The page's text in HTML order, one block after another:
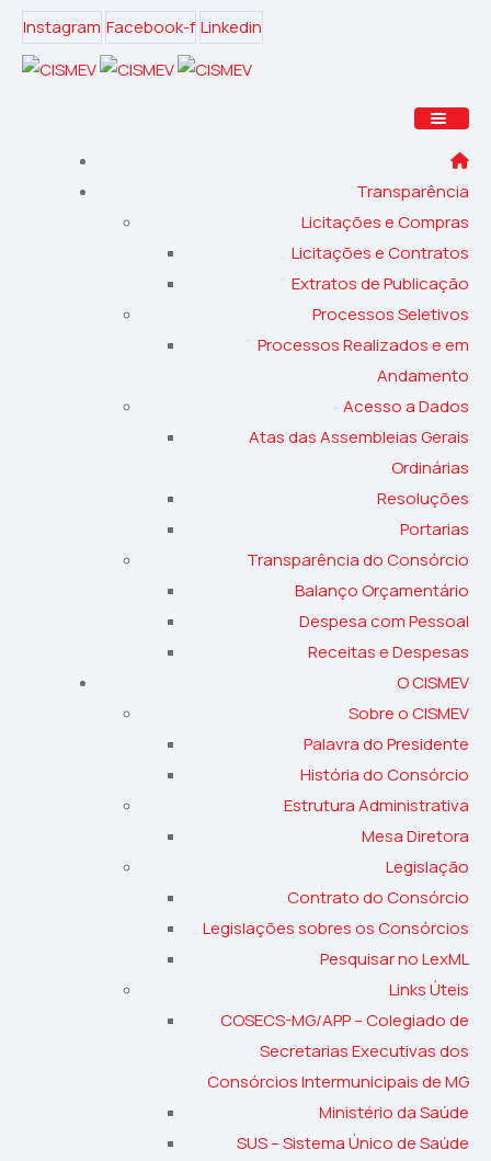
Instagram Facebook-f Linkedin
Transparência
Licitações e Compras
Licitações e Contratos
Extratos de Publicação
Processos Seletivos
Processos Realizados e em
Andamento
Acesso a Dados
Atas das Assembleias Gerais
Ordinárias
Resoluções
Portarias
Transparência do Consórcio
Balanço Orçamentário
Despesa com Pessoal
Receitas e Despesas
O CISMEV
Sobre o CISMEV
Palavra do Presidente
História do Consórcio
Estrutura Administrativa
Mesa Diretora
Legislação
Contrato do Consórcio
Legislações sobres os Consórcios
Pesquisar no LexML
Links Úteis
COSECS-MG/APP – Colegiado de
Secretarias Executivas dos
Consórcios Intermunicipais de MG
Ministério da Saúde
SUS – Sistema Único de Saúde